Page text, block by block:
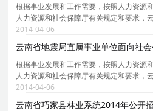
根据事业发展和工作需要，按照人力资源
人力资源和社会保障厅有关规定和要求，
向社会公开招聘工作人员。欢迎广大热爱
需条件的应届毕业生及社会在职人员积极
2014-04-06
云南省地震局直属事业单位面向社
根据事业发展和工作需要，按照人力资源
人力资源和社会保障厅有关规定和要求，
向社会公开招聘工作人员。欢迎广大热爱
需条件的应届毕业生及社会在职人员积极
2014-04-06
云南省巧家县林业系统2014年公开